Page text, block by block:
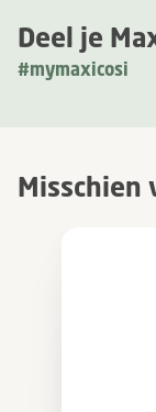
Deel je
#mymaxicosi
Misschien